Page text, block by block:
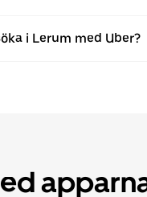
i Lerum med Uber?